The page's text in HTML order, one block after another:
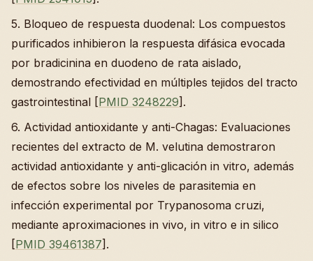
5. Bloqueo de respuesta duodenal: Los compuestos
purificados inhibieron la respuesta difásica evocada
por bradicinina en duodeno de rata aislado,
demostrando efectividad en múltiples tejidos del tracto
gastrointestinal [PMID 3248229].
6. Actividad antioxidante y anti-Chagas: Evaluaciones
recientes del extracto de M. velutina demostraron
actividad antioxidante y anti-glicación in vitro, además
de efectos sobre los niveles de parasitemia en
infección experimental por Trypanosoma cruzi,
mediante aproximaciones in vivo, in vitro e in silico
[PMID 39461387].